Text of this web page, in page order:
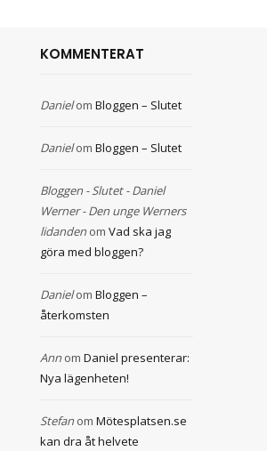
KOMMENTERAT
Danielom Bloggen – Slutet
Danielom Bloggen – Slutet
Bloggen - Slutet - Daniel
Werner - Den unge Werners
lidanden om Vad ska jag
göra med bloggen?
Danielom Bloggen –
återkomsten
Ann om Daniel presenterar:
Nya lägenheten!
Stefan om Mötesplatsen.se
kan dra åt helvete